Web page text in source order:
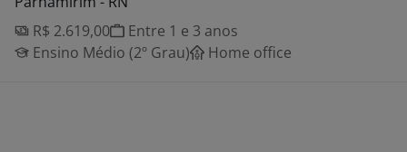
R$ 2.619,00
Entre 1 e 3 anos
Ensino Médio (2º Grau)
Home office